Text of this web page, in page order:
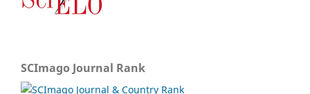
SCImago Journal Rank